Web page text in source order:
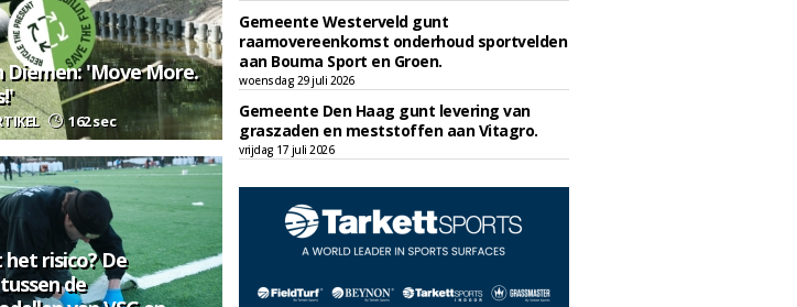
Diemen: 'Move More.
162 sec
risico? De
de
Gemeente Westerveld gunt
raamovereenkomst onderhoud sportvelden
aan Bouma Sport en Groen.
woensdag 29 juli 2026
Gemeente Den Haag gunt levering van
graszaden en meststoffen aan Vitagro.
vrijdag 17 juli 2026